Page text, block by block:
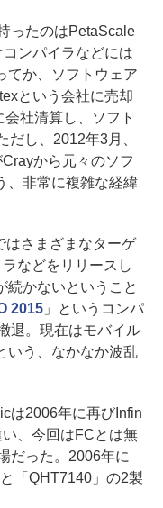
ったのはPetaScale
ンパイラなどには
てか、ソフトウェア
という会社に売却
社清算し、ソフト
だし、2012年3月、
から元々のソフ
、非常に複雑な経緯
さまざまなターゲ
などをリリースし
続かないということ
2015」というコンパ
退。現在はモバイル
いう、なかなか波乱
は2006年に再びInfin
、今回はFCとは無
だった。2006年に
「QHT7140」の2製